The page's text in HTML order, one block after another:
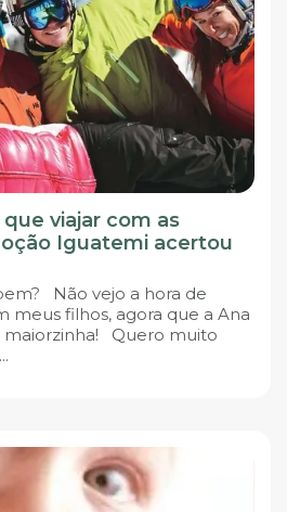
viajar com as
Iguatemi acertou
Não vejo a hora de
meus filhos, agora que a Ana
maiorzinha! Quero muito